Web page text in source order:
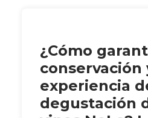
¿Cómo
conservación
experiencia
degustación